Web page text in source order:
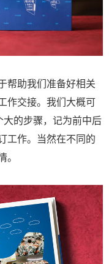
帮助我们准备好相关
作交接。我们大概可
大的步骤，记为前中后
工作。当然在不同的